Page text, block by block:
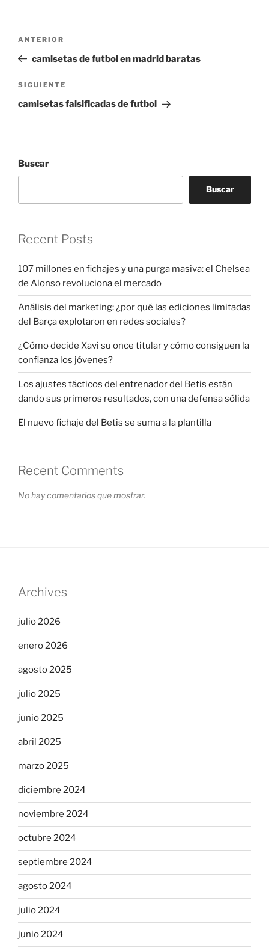
entradas
Entrada
anterior:
ANTERIOR
camisetas de futbol en madrid baratas
Siguiente
entrada
SIGUIENTE
camisetas falsificadas de futbol
Buscar
Buscar
Recent Posts
107 millones en fichajes y una purga masiva: el Chelsea
de Alonso revoluciona el mercado
Análisis del marketing: ¿por qué las ediciones limitadas
del Barça explotaron en redes sociales?
¿Cómo decide Xavi su once titular y cómo consiguen la
confianza los jóvenes?
Los ajustes tácticos del entrenador del Betis están
dando sus primeros resultados, con una defensa sólida
El nuevo fichaje del Betis se suma a la plantilla
Recent Comments
No hay comentarios que mostrar.
Archives
julio 2026
enero 2026
agosto 2025
julio 2025
junio 2025
abril 2025
marzo 2025
diciembre 2024
noviembre 2024
octubre 2024
septiembre 2024
agosto 2024
julio 2024
junio 2024